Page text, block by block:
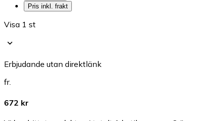
Pris inkl. frakt
Visa 1 st
Erbjudande utan direktlänk
fr.
672 kr